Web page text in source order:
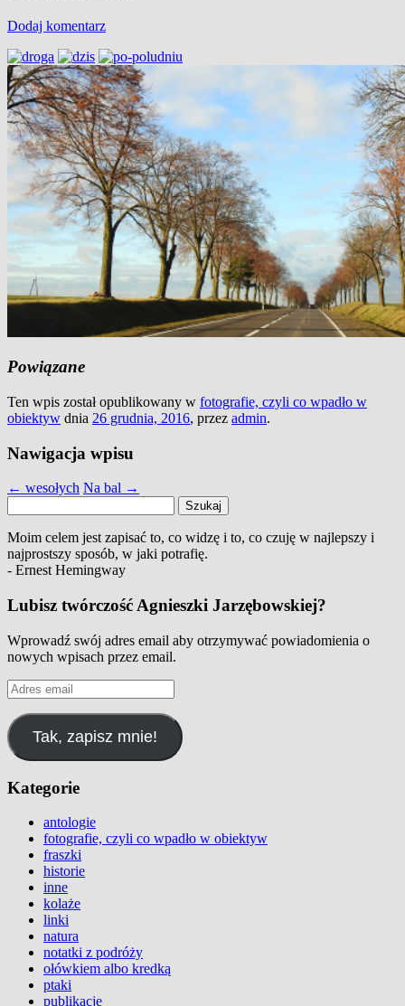
Dodaj komentarz
Powiązane
Ten wpis został opublikowany w fotografie, czyli co wpadło w
obiektyw dnia 26 grudnia, 2016, przez admin.
Nawigacja wpisu
← wesołych Na bal →
Moim celem jest zapisać to, co widzę i to, co czuję w najlepszy i
najprostszy sposób, w jaki potrafię.
- Ernest Hemingway
Lubisz twórczość Agnieszki Jarzębowskiej?
Wprowadź swój adres email aby otrzymywać powiadomienia o
nowych wpisach przez email.
Adres
email
Tak, zapisz mnie!
Kategorie
antologie
fotografie, czyli co wpadło w obiektyw
fraszki
historie
inne
kolaże
linki
natura
notatki z podróży
ołówkiem albo kredką
ptaki
publikacje